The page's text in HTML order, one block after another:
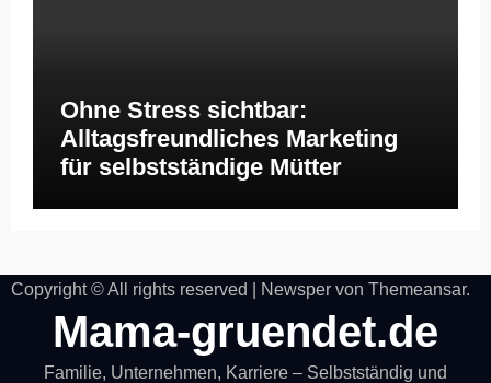
Ohne Stress sichtbar:
Alltagsfreundliches Marketing
für selbstständige Mütter
Copyright © All rights reserved Newspervon Themeansar.
Mama-gruendet.de
Familie, Unternehmen, Karriere – Selbstständig und